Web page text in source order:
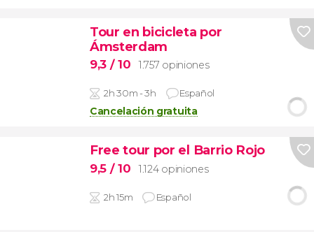
Tour en bicicleta por
Ámsterdam
9,3 / 10 1.757 opiniones
2h 30m - 3h Español
Cancelación gratuita
Free tour por el Barrio Rojo
9,5 / 10 1.124 opiniones
2h 15m Español